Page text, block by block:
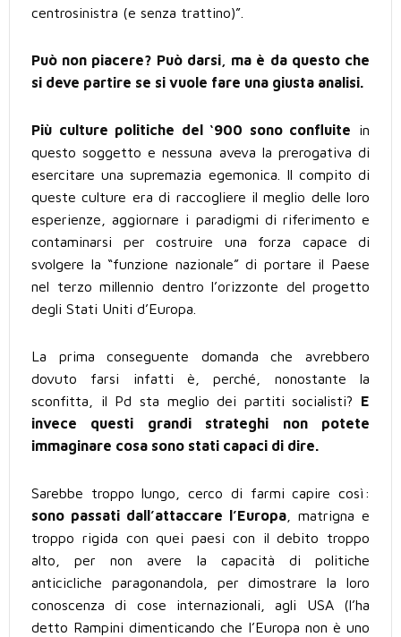
centrosinistra (e senza trattino)”.
Può non piacere? Può darsi, ma è da questo che
si deve partire se si vuole fare una giusta analisi.
Più culture politiche del ‘900 sono confluite in
questo soggetto e nessuna aveva la prerogativa di
esercitare una supremazia egemonica. Il compito di
queste culture era di raccogliere il meglio delle loro
esperienze, aggiornare i paradigmi di riferimento e
contaminarsi per costruire una forza capace di
svolgere la “funzione nazionale” di portare il Paese
nel terzo millennio dentro l’orizzonte del progetto
degli Stati Uniti d’Europa.
La prima conseguente domanda che avrebbero
dovuto farsi infatti è, perché, nonostante la
sconfitta, il Pd sta meglio dei partiti socialisti? E
invece questi grandi strateghi non potete
immaginare cosa sono stati capaci di dire.
Sarebbe troppo lungo, cerco di farmi capire così:
sono passati dall’attaccare l’Europa , matrigna e
troppo rigida con quei paesi con il debito troppo
alto, per non avere la capacità di politiche
anticicliche paragonandola, per dimostrare la loro
conoscenza di cose internazionali, agli USA (l’ha
detto Rampini dimenticando che l’Europa non è uno